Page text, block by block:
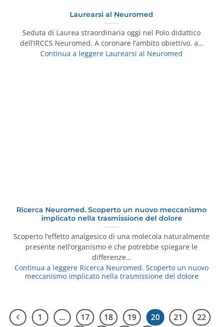
Laurearsi al Neuromed
Seduta di Laurea straordinaria oggi nel Polo didattico
dell’IRCCS Neuromed. A coronare l’ambito obiettivo, a…
Continua a leggere Laurearsi al Neuromed
Ricerca Neuromed. Scoperto un nuovo meccanismo
implicato nella trasmissione del dolore
Scoperto l’effetto analgesico di una molecola naturalmente
presente nell’organismo e che potrebbe spiegare le
differenze…
Continua a leggere Ricerca Neuromed. Scoperto un nuovo
meccanismo implicato nella trasmissione del dolore
1 … 17 18 19 20 21
22